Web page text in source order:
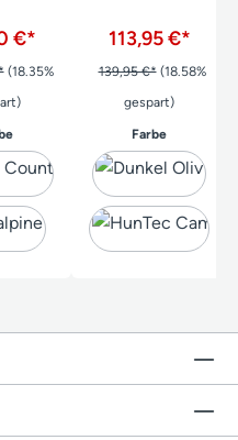
€*
(18.35%
auswählen
113,95 €*
139,95 €* (18.58%
gespart)
Farbeauswählen